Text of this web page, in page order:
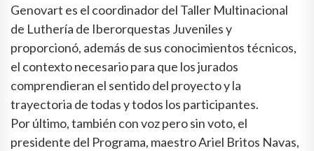
Genovart es el coordinador del Taller Multinacional
de Luthería de Iberorquestas Juveniles y
proporcionó, además de sus conocimientos técnicos,
el contexto necesario para que los jurados
comprendieran el sentido del proyecto y la
trayectoria de todas y todos los participantes.
Por último, también con voz pero sin voto, el
presidente del Programa, maestro Ariel Britos Navas,